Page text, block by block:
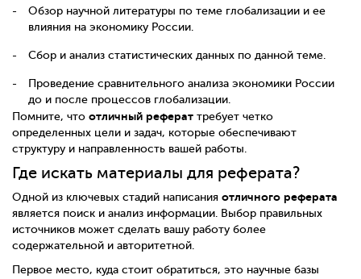
Обзор научной литературы по теме глобализации и ее
влияния на экономику России.
Сбор и анализ статистических данных по данной теме.
Проведение сравнительного анализа экономики России
до и после процессов глобализации.
Помните, что отличный реферат требует четко
определенных цели и задач, которые обеспечивают
структуру и направленность вашей работы.
Где искать материалы для реферата?
Одной из ключевых стадий написания отличного реферата
является поиск и анализ информации. Выбор правильных
источников может сделать вашу работу более
содержательной и авторитетной.
Первое место, куда стоит обратиться, это научные базы